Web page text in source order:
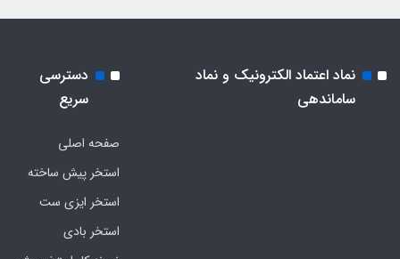
نماد اعتماد الکترونیک و نماد
ساماندهی
دسترسی
سریع
صفحه اصلی
استخر پیش ساخته
استخر ایزی ست
استخر بادی